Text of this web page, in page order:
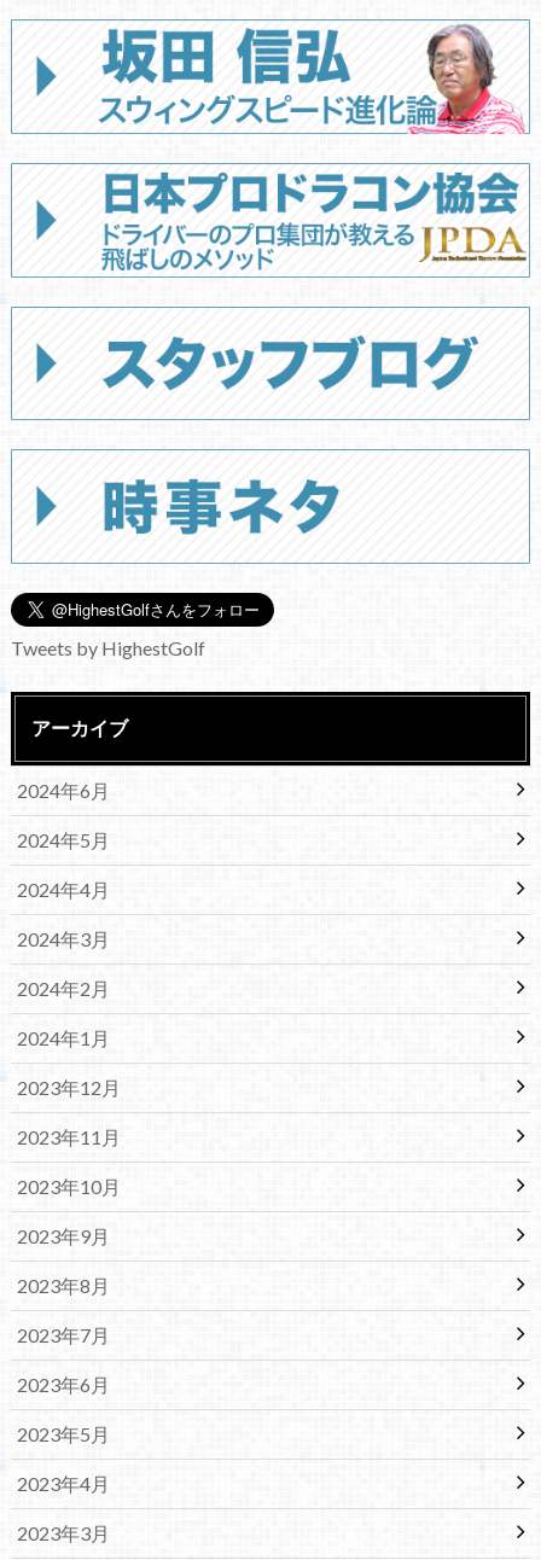
Tweets by HighestGolf
アーカイブ
2024年6月
2024年5月
2024年4月
2024年3月
2024年2月
2024年1月
2023年12月
2023年11月
2023年10月
2023年9月
2023年8月
2023年7月
2023年6月
2023年5月
2023年4月
2023年3月